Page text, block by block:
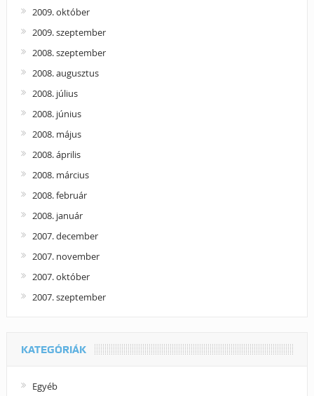
2009. október
2009. szeptember
2008. szeptember
2008. augusztus
2008. július
2008. június
2008. május
2008. április
2008. március
2008. február
2008. január
2007. december
2007. november
2007. október
2007. szeptember
KATEGÓRIÁK
Egyéb